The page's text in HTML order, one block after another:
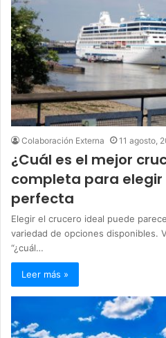
Colaboración Externa 11 agosto,
¿Cuál es el mejor
completa para
perfecta
Elegir el crucero ideal puede
variedad de opciones disponibles.
“¿cuál…
Leer más »